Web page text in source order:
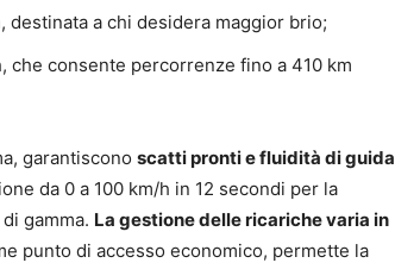
destinata a chi desidera maggior brio;
che consente percorrenze fino a 410 km
garantiscono scatti pronti e fluidità di guida
da 0 a 100 km/h in 12 secondi per la
gamma. La gestione delle ricariche varia in
punto di accesso economico, permette la